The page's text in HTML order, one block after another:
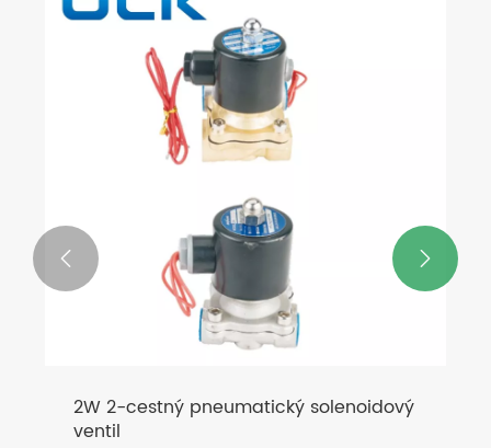
2W 2-cestný pneumatický solenoidový
ventil
 